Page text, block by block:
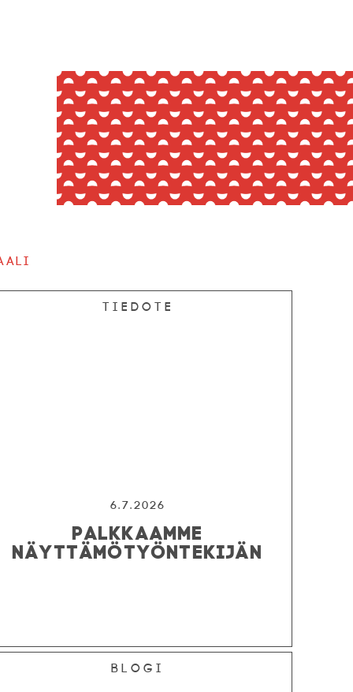
Tiedote
6.7.2026
PALKKAAMME
NÄYTTÄMÖTYÖNTEKIJÄN
Blogi